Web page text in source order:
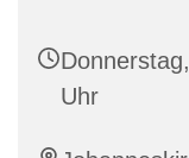
Uhr